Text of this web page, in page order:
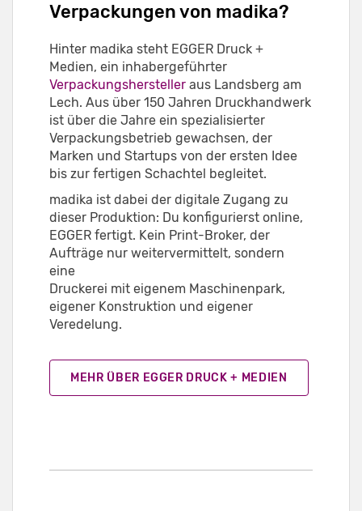
Verpackungen von madika?
Hinter madika steht EGGER Druck +
Medien, ein inhabergeführter
Verpackungshersteller aus Landsberg am
Lech. Aus über 150 Jahren Druckhandwerk
ist über die Jahre ein spezialisierter
Verpackungsbetrieb gewachsen, der
Marken und Startups von der ersten Idee
bis zur fertigen Schachtel begleitet.
madika ist dabei der digitale Zugang zu
dieser Produktion: Du konfigurierst online,
EGGER fertigt. Kein Print-Broker, der
Aufträge nur weitervermittelt, sondern
eine
Druckerei mit eigenem Maschinenpark,
eigener Konstruktion und eigener
Veredelung.
MEHR ÜBER EGGER DRUCK + MEDIEN